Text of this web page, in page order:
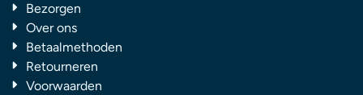
Bezorgen
Over ons
Betaalmethoden
Retourneren
Voorwaarden